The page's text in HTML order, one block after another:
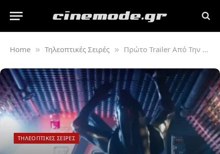
Home » Τηλεοπτικές Σειρές » Πρώτο Trailer Από Την Σειρά “Alien Earth”
ΤΗΛΕΟΠΤΙΚΈΣ ΣΕΙΡΈΣ